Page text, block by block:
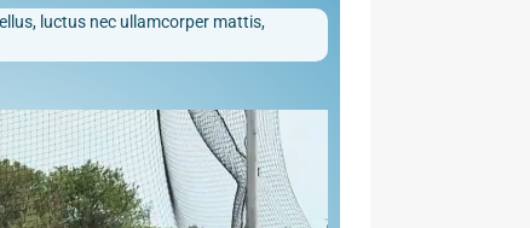
luctus nec ullamcorper mattis,